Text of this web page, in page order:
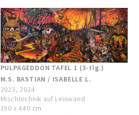
PULPAGEDDON TAFEL 1 (3-tlg.)
M.S. BASTIAN / ISABELLE L.
2023, 2024
Mischtechnik auf Leinwand
190 x 440 cm